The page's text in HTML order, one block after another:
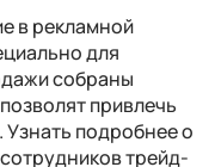
в рекламной
для
собраны
привлечь
Узнать подробнее о
трейд-